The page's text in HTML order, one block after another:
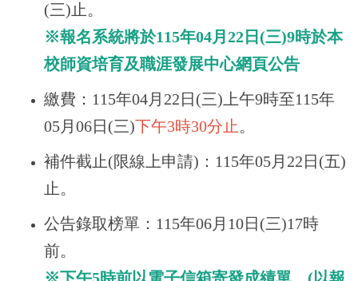
(三)止。
※報名系統將於115年04月22日(三)9時於本
校師資培育及職涯發展中心網頁公告
繳費：115年04月22日(三)上午9時至115年
05月06日(三)下午3時30分止。
補件截止(限線上申請)：115年05月22日(五)
止。
公告錄取榜單：115年06月10日(三)17時
前。